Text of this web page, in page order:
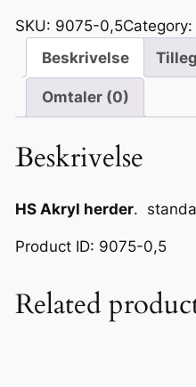
SKU: 9075-0,5Category:
Beskrivelse
Omtaler (0)
Beskrivelse
HS Akryl herder.
Product ID: 9075-0,5
Related